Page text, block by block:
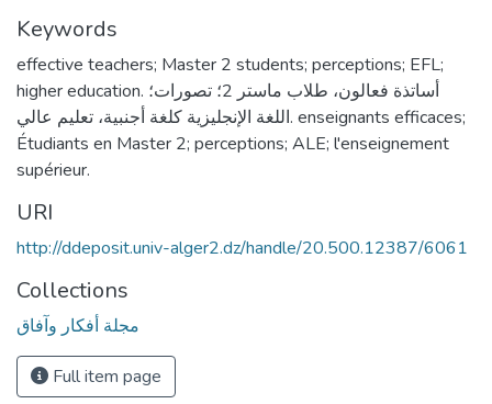
Keywords
effective teachers; Master 2 students; perceptions; EFL;
higher education. أساتذة فعالون، طلاب ماستر 2؛ تصورات؛
اللغة الإنجليزية كلغة أجنبية، تعليم عالي. enseignants efficaces;
Étudiants en Master 2; perceptions; ALE; l'enseignement
supérieur.
URI
http://ddeposit.univ-alger2.dz/handle/20.500.12387/6061
Collections
مجلة أفكار وآفاق
Full item page